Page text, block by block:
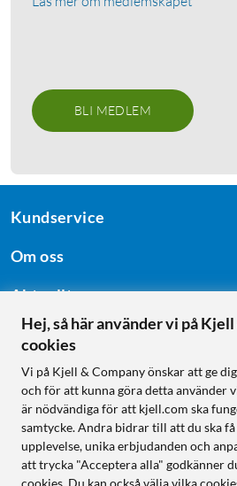
BLI MEDLEM
Kundservice
Om oss
Aktuellt
Följ oss
Handla från:
Sverige
Hej, så här använder vi på
cookies
Vi på Kjell & Company önskar att ge
och för att kunna göra detta använder
är nödvändiga för att kjell.com ska
samtycke. Andra bidrar till att du ska
upplevelse, unika erbjudanden och
att trycka "Acceptera alla" godkänner
cookies. Du kan också välja vilka